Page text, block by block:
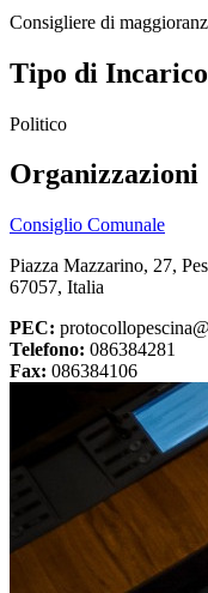
Consigliere di
Tipo di Incarico
Politico
Organizzazioni
Consiglio Comunale
Piazza Mazzarino, 27,
67057, Italia
PEC:
Telefono: 086384281
Fax: 086384106